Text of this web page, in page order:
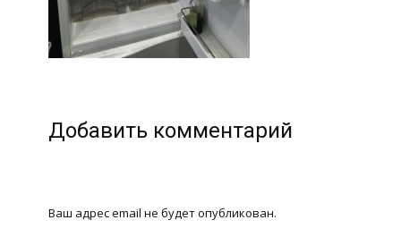
Добавить комментарий
Ваш адрес email не будет опубликован.